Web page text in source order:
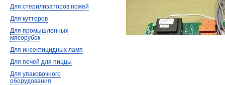
Для стерилизаторов ножей
Для куттеров
Для промышленных
мясорубок
Для инсектицидных ламп
Для печей для пиццы
Для упаковочного
оборудования